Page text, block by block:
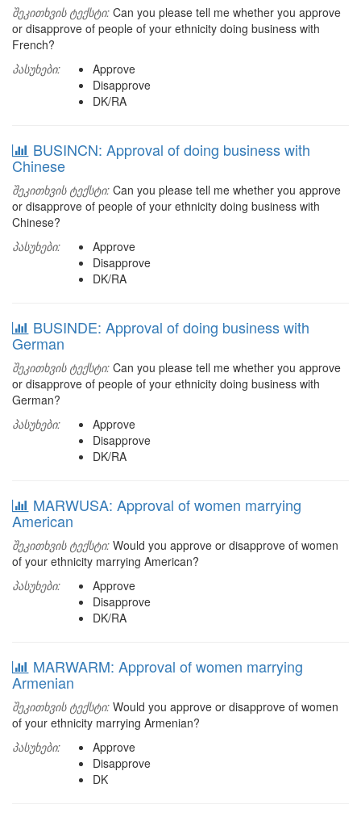
შეკითხვის ტექსტი: Can you please tell me whether you approve
or disapprove of people of your ethnicity doing business with
French?
პასუხები:
Approve
Disapprove
DK/RA
BUSINCN: Approval of doing business with
Chinese
შეკითხვის ტექსტი: Can you please tell me whether you approve
or disapprove of people of your ethnicity doing business with
Chinese?
პასუხები:
Approve
Disapprove
DK/RA
BUSINDE: Approval of doing business with
German
შეკითხვის ტექსტი: Can you please tell me whether you approve
or disapprove of people of your ethnicity doing business with
German?
პასუხები:
Approve
Disapprove
DK/RA
MARWUSA: Approval of women marrying
American
შეკითხვის ტექსტი: Would you approve or disapprove of women
of your ethnicity marrying American?
პასუხები:
Approve
Disapprove
DK/RA
MARWARM: Approval of women marrying
Armenian
შეკითხვის ტექსტი: Would you approve or disapprove of women
of your ethnicity marrying Armenian?
პასუხები:
Approve
Disapprove
DK